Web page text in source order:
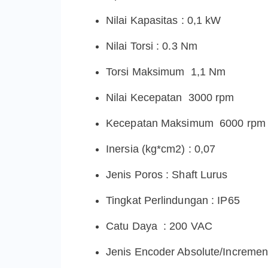
Nilai Kapasitas : 0,1 kW
Nilai Torsi : 0.3 Nm
Torsi Maksimum 1,1 Nm
Nilai Kecepatan 3000 rpm
Kecepatan Maksimum 6000 rpm
Inersia (kg*cm2) : 0,07
Jenis Poros : Shaft Lurus
Tingkat Perlindungan : IP65
Catu Daya : 200 VAC
Jenis Encoder Absolute/